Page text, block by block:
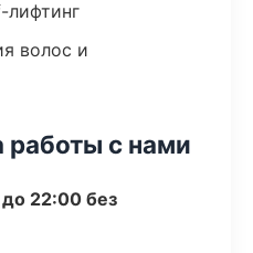
лифтинг
волос и
с нами
22:00 без